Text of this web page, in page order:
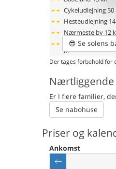
Cykeludlejning 50
Hesteudlejning
Nærmeste by 12
Nærmeste
m
😎 Se solens
Der tages forbehold for
Er I flere familier,
Se nabohuse
Priser og
Ankomst